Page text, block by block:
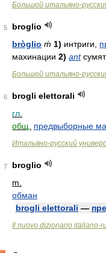
Большой итальяно-
5
broglio
bròglio ḿ 1) интриги,
махинации 2) ant
Большой итальяно-
6
brogli elettorali
гл.
общ.
предвыборные
Итальяно-русский
7
broglio
m.
обман
brogli elettorali —
Il nuovo dizionario italiano-